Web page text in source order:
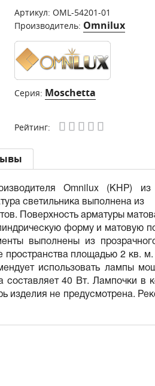
Артикул: OML-54201-01
Производитель: Omnilux
Серия: Moschetta
Рейтинг:
Omnilux (КНР) из
светильника выполнена из
Поверхность арматуры
форму и матовую
выполнены из
площадью 2 кв. м.
использовать лампы
40 Вт. Лампочки в
изделия не предусмотрена.